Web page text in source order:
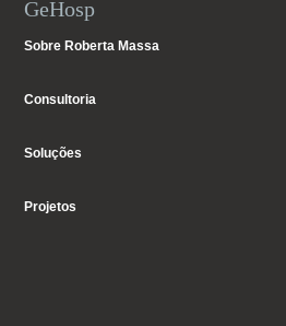
GeHosp
Sobre Roberta Massa
Consultoria
Soluções
Projetos